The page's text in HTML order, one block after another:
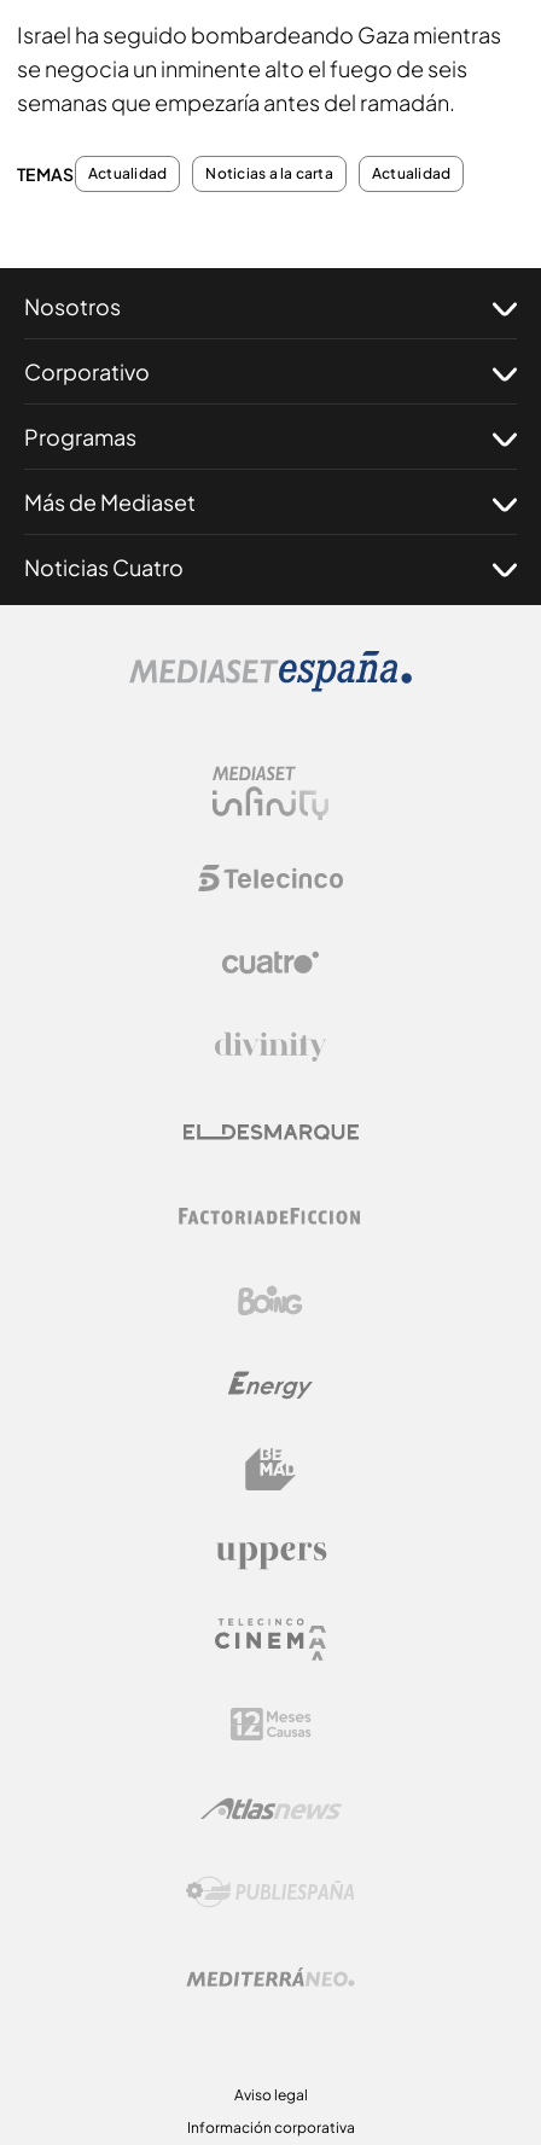
Israel ha seguido bombardeando Gaza mientras
se negocia un inminente alto el fuego de seis
semanas que empezaría antes del ramadán.
TEMAS Actualidad Noticias a la carta Actualidad
Nosotros
Corporativo
Programas
Más de Mediaset
Noticias Cuatro
Aviso legal
Información corporativa